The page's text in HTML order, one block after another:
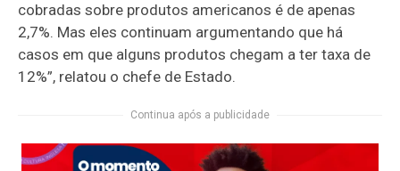
cobradas sobre produtos americanos é de apenas
2,7%. Mas eles continuam argumentando que há
casos em que alguns produtos chegam a ter taxa de
12%”, relatou o chefe de Estado.
Continua após a publicidade